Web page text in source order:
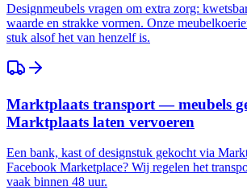
Designmeubels vragen om extra zorg:
waarde en strakke vormen. Onze
stuk alsof het van henzelf is.
Marktplaats transport — meubels
Marktplaats laten vervoeren
Een bank, kast of designstuk gekocht via
Facebook Marketplace? Wij regelen het
vaak binnen 48 uur.